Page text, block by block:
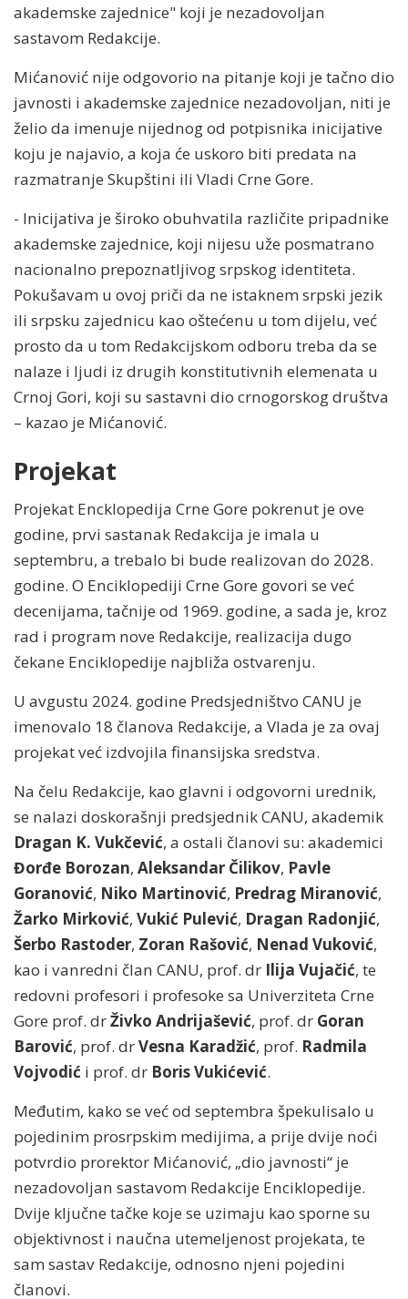
akademske zajednice" koji je nezadovoljan
sastavom Redakcije.
Mićanović nije odgovorio na pitanje koji je tačno dio
javnosti i akademske zajednice nezadovoljan, niti je
želio da imenuje nijednog od potpisnika inicijative
koju je najavio, a koja će uskoro biti predata na
razmatranje Skupštini ili Vladi Crne Gore.
- Inicijativa je široko obuhvatila različite pripadnike
akademske zajednice, koji nijesu uže posmatrano
nacionalno prepoznatljivog srpskog identiteta.
Pokušavam u ovoj priči da ne istaknem srpski jezik
ili srpsku zajednicu kao oštećenu u tom dijelu, već
prosto da u tom Redakcijskom odboru treba da se
nalaze i ljudi iz drugih konstitutivnih elemenata u
Crnoj Gori, koji su sastavni dio crnogorskog društva
– kazao je Mićanović.
Projekat
Projekat Encklopedija Crne Gore pokrenut je ove
godine, prvi sastanak Redakcija je imala u
septembru, a trebalo bi bude realizovan do 2028.
godine. O Enciklopediji Crne Gore govori se već
decenijama, tačnije od 1969. godine, a sada je, kroz
rad i program nove Redakcije, realizacija dugo
čekane Enciklopedije najbliža ostvarenju.
U avgustu 2024. godine Predsjedništvo CANU je
imenovalo 18 članova Redakcije, a Vlada je za ovaj
projekat već izdvojila finansijska sredstva.
Na čelu Redakcije, kao glavni i odgovorni urednik,
se nalazi doskorašnji predsjednik CANU, akademik
Dragan K. Vukčević, a ostali članovi su: akademici
Đorđe Borozan, Aleksandar Čilikov, Pavle
Goranović, Niko Martinović, Predrag Miranović,
Žarko Mirković, Vukić Pulević, Dragan Radonjić,
Šerbo Rastoder, Zoran Rašović, Nenad Vuković,
kao i vanredni član CANU, prof. dr Ilija Vujačić, te
redovni profesori i profesoke sa Univerziteta Crne
Gore prof. drŽivko Andrijašević, prof. dr Goran
Barović, prof. drVesna Karadžić, prof. Radmila
Vojvodić i prof. dr Boris Vukićević.
Međutim, kako se već od septembra špekulisalo u
pojedinim prosrpskim medijima, a prije dvije noći
potvrdio prorektor Mićanović, „dio javnosti“ je
nezadovoljan sastavom Redakcije Enciklopedije.
Dvije ključne tačke koje se uzimaju kao sporne su
objektivnost i naučna utemeljenost projekata, te
sam sastav Redakcije, odnosno njeni pojedini
članovi.